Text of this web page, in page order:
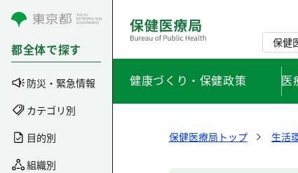
コンテンツにスキップ
都全体で探す
防災・緊急情報
カテゴリ別
目的別
組織別
保健
健康づくり・保健政策 医
保健医療局トップ 生活